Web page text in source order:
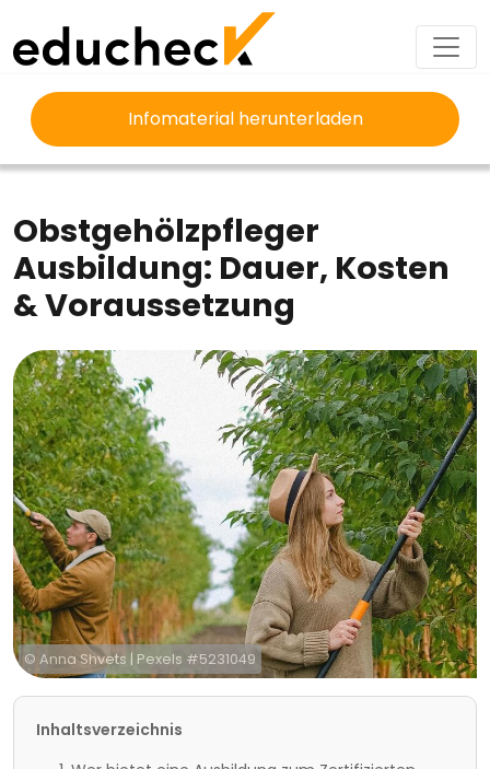
Infomaterial herunterladen
EDUCHECK
AUSBILDUNG
OBSTGEHÖLZPFLEGER AUSBILDUNG
Obstgehölzpfleger
Ausbildung: Dauer, Kosten
& Voraussetzung
© Anna Shvets | Pexels #5231049
Inhaltsverzeichnis